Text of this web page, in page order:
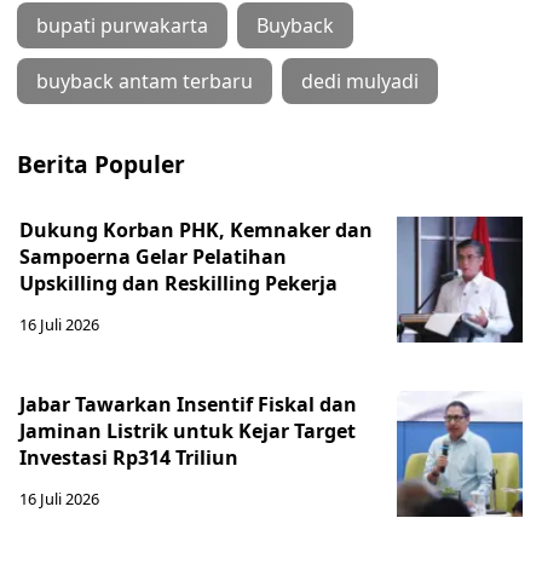
bupati purwakarta Buyback
buyback antam terbaru dedi mulyadi
Berita Populer
Dukung Korban PHK, Kemnaker dan
Sampoerna Gelar Pelatihan
Upskilling dan Reskilling Pekerja
16 Juli 2026
Jabar Tawarkan Insentif Fiskal dan
Jaminan Listrik untuk Kejar Target
Investasi Rp314 Triliun
16 Juli 2026